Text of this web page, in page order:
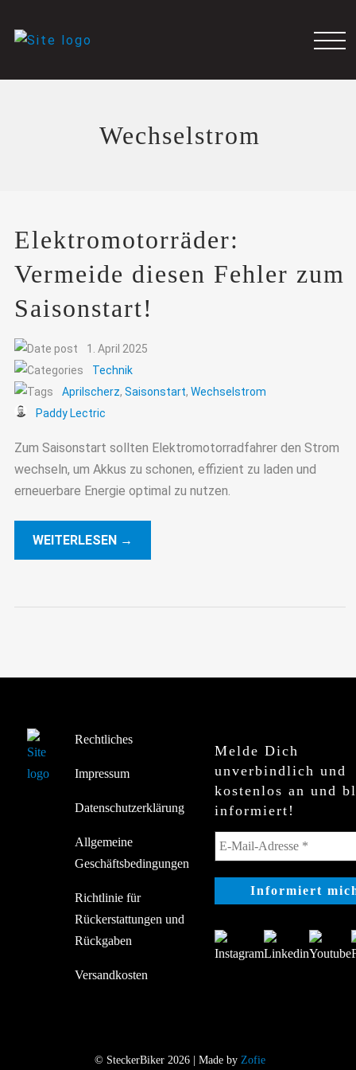
Wechselstrom
Elektromotorräder:
Vermeide diesen Fehler zum
Saisonstart!
1. April 2025
Technik
Aprilscherz, Saisonstart, Wechselstrom
Paddy Lectric
Zum Saisonstart sollten Elektromotorradfahrer den Strom
wechseln, um Akkus zu schonen, effizient zu laden und
erneuerbare Energie optimal zu nutzen.
WEITERLESEN →
Rechtliches
Impressum
Datenschutzerklärung
Allgemeine
Geschäftsbedingungen
Richtlinie für
Rückerstattungen und
Rückgaben
Versandkosten
Melde Dich
unverbindlich und
kostenlos an und
informiert!
© SteckerBiker 2026 | Made by Zofie